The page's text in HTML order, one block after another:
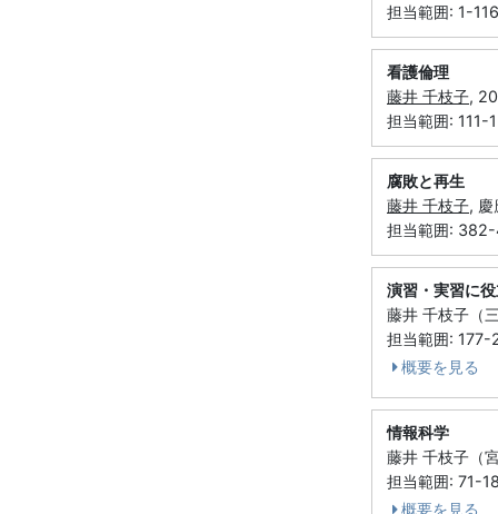
担当範囲: 1-116
看護倫理
藤井 千枝子,
担当範囲: 111-
腐敗と再生
藤井 千枝子,
担当範囲:
演習・実習に
藤井 千枝子（
担当範囲: 177-
概要を見る
情報科学
藤井 千枝子（
担当範囲: 71-
概要を見る